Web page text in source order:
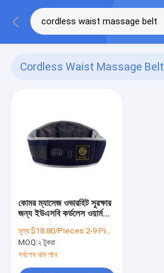
Cordless Waist Massage Belt
কোমর ম্যাসেজ ওভারহিট সুরক্ষার
জন্য ইউএসবি কর্ডলেস ওয়ার্ম
মূল্য:$18.80/Pieces 2-9 Pieces
MOQ:২ টুকরা
সর্বশেষ দাম পান